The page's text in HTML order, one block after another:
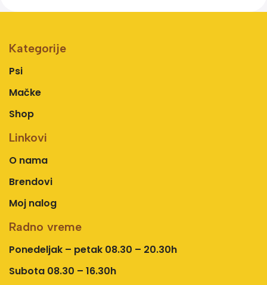
Kategorije
Psi
Mačke
Shop
Linkovi
O nama
Brendovi
Moj nalog
Radno vreme
Ponedeljak – petak 08.30 – 20.30h
Subota 08.30 – 16.30h